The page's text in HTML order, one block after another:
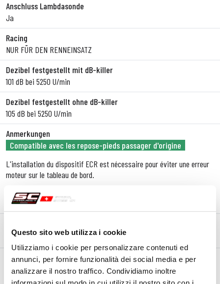
Questo sito web utilizza i cookie
Utilizziamo i cookie per personalizzare contenuti ed
annunci, per fornire funzionalità dei social media e per
analizzare il nostro traffico. Condividiamo inoltre
Anschluss Lambdasonde
Ja
Racing
NUR FÜR DEN RENNEINSATZ
Dezibel festgestellt mit dB-killer
101 dB bei 5250 U/min
Dezibel festgestellt ohne dB-killer
105 dB bei 5250 U/min
Anmerkungen
Compatible avec les repose-pieds passager d'origine
L'installation du dispositif ECR est nécessaire pour éviter une erreur
moteur sur le tableau de bord.
Visitez la page dédiée au
BESCHREIBUNG
Beschreibung
Dank all der Erfahrung, die wir während der langenPartnerschaft